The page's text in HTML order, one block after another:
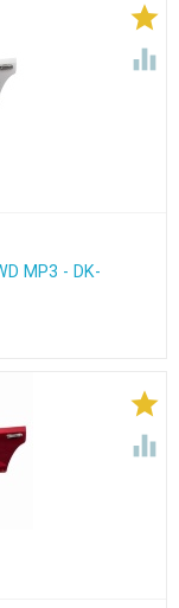


MP3 - DK-

